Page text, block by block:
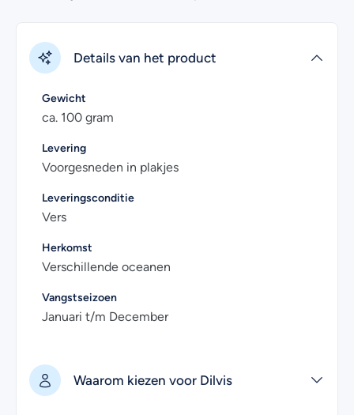
Uiteraard kan je voor meer informatie ook contact met
ons opnemen. Wij helpen je graag!
Details van het product
Gewicht
ca. 100 gram
Levering
Voorgesneden in plakjes
Leveringsconditie
Vers
Herkomst
Verschillende oceanen
Vangstseizoen
Januari t/m December
Waarom kiezen voor Dilvis